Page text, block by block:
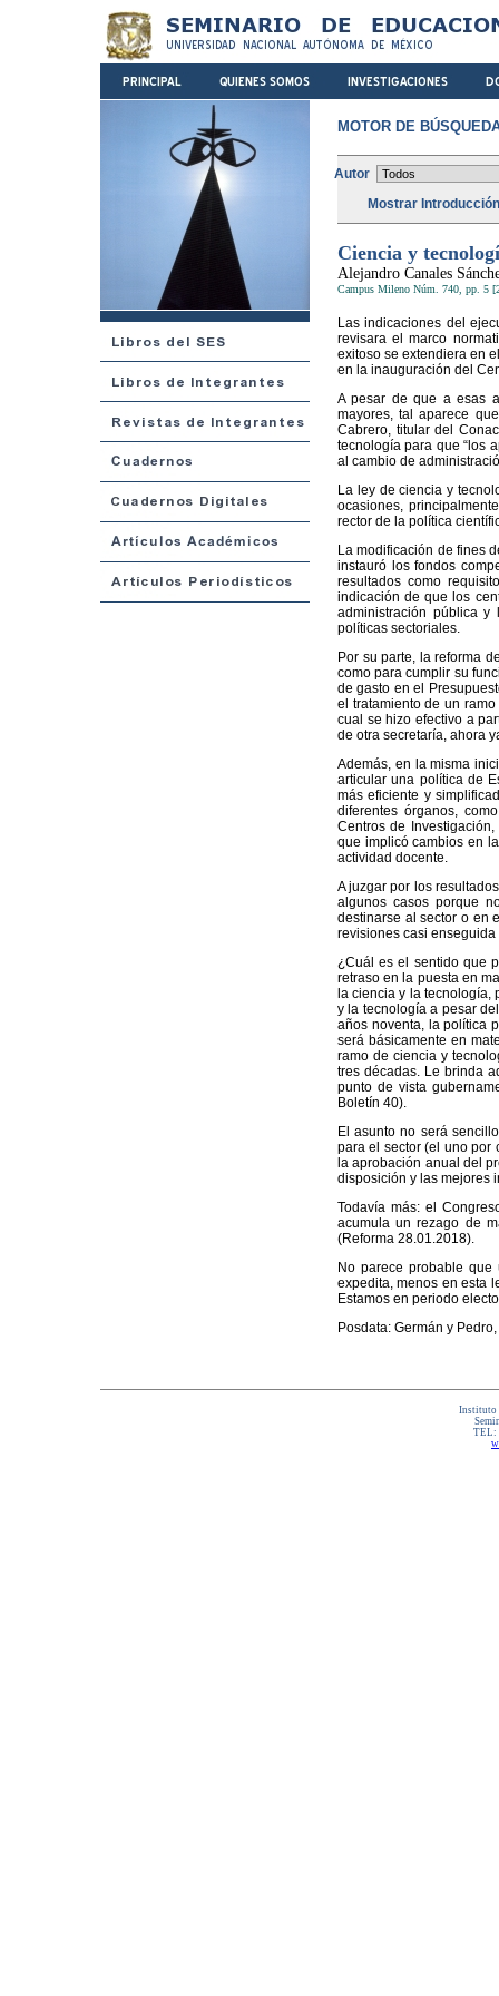
MOTOR DE
Autor
Mostrar
Ciencia y
Alejandro Canales
Campus Mileno Núm. 740, pp. 5
Las indicaciones del
revisara el marco
exitoso se extendiera en
en la inauguración del
A pesar de que a esas
mayores, tal aparece
Cabrero, titular del
tecnología para que “los
al cambio de
La ley de ciencia y
ocasiones,
rector de la política
La modificación de fines
instauró los fondos
resultados como
indicación de que los
administración pública
políticas sectoriales.
Por su parte, la reforma
como para cumplir su
de gasto en el
el tratamiento de un
cual se hizo efectivo a
de otra secretaría, ahora
Además, en la misma
articular una política de
más eficiente y
diferentes órganos,
Centros de
que implicó cambios en
actividad docente.
A juzgar por los
algunos casos porque
destinarse al sector o en
revisiones casi
¿Cuál es el sentido que
retraso en la puesta en
la ciencia y la tecnología,
y la tecnología a pesar
años noventa, la política
será básicamente en
ramo de ciencia y
tres décadas. Le brinda
punto de vista
Boletín 40).
El asunto no será
para el sector (el uno por
la aprobación anual del
disposición y las mejores
Todavía más: el
acumula un rezago de
(Reforma 28.01.2018).
No parece probable
expedita, menos en esta
Estamos en periodo
Posdata: Germán y
Instituto
TEL: